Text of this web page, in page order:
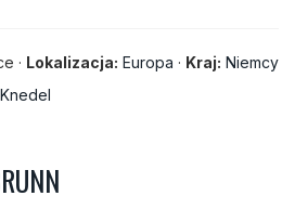
· Lokalizacja: Europa · Kraj: Niemcy
Knedel